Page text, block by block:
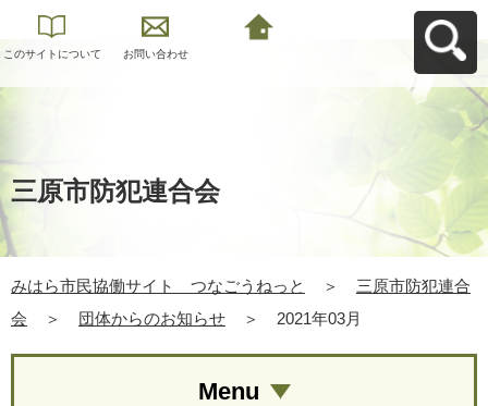
このサイトについて お問い合わせ
三原市防犯連合会
みはら市民協働サイト つなごうねっと ＞
三原市防犯連合
会
＞ 団体からのお知らせ ＞ 2021年03月
Menu